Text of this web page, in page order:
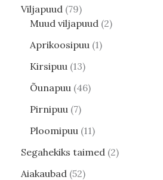
Viljapuud 79
Muud viljapuud 2
Aprikoosipuu 1
Kirsipuu 13
Õunapuu 46
Pirnipuu 7
Ploomipuu 11
Segahekiks taimed 2
Aiakaubad 52